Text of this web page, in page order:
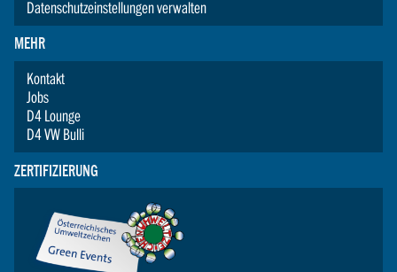
Datenschutzeinstellungen verwalten
MEHR
Kontakt
Jobs
D4 Lounge
D4 VW Bulli
ZERTIFIZIERUNG